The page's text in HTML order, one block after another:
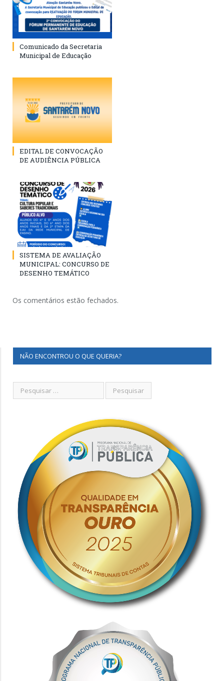
Comunicado da Secretaria
Municipal de Educação
EDITAL DE CONVOCAÇÃO
DE AUDIÊNCIA PÚBLICA
SISTEMA DE AVALIAÇÃO
MUNICIPAL: CONCURSO DE
DESENHO TEMÁTICO
Os comentários estão fechados.
NÃO ENCONTROU O QUE QUERIA?